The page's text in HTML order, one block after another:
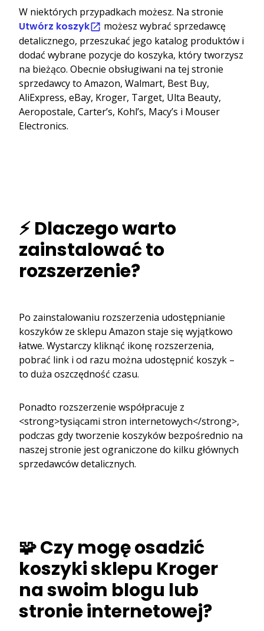
W niektórych przypadkach możesz. Na stronie
Utwórz koszyk
możesz wybrać sprzedawcę
detalicznego, przeszukać jego katalog produktów i
dodać wybrane pozycje do koszyka, który tworzysz
na bieżąco. Obecnie obsługiwani na tej stronie
sprzedawcy to Amazon, Walmart, Best Buy,
AliExpress, eBay, Kroger, Target, Ulta Beauty,
Aeropostale, Carter’s, Kohl’s, Macy’s i Mouser
Electronics.
⚡ Dlaczego warto
zainstalować to
rozszerzenie?
Po zainstalowaniu rozszerzenia udostępnianie
koszyków ze sklepu Amazon staje się wyjątkowo
łatwe. Wystarczy kliknąć ikonę rozszerzenia,
pobrać link i od razu można udostępnić koszyk –
to duża oszczędność czasu.
Ponadto rozszerzenie współpracuje z
<strong>tysiącami stron internetowych</strong>,
podczas gdy tworzenie koszyków bezpośrednio na
naszej stronie jest ograniczone do kilku głównych
sprzedawców detalicznych.
🧩 Czy mogę osadzić
koszyki sklepu Kroger
na swoim blogu lub
stronie internetowej?